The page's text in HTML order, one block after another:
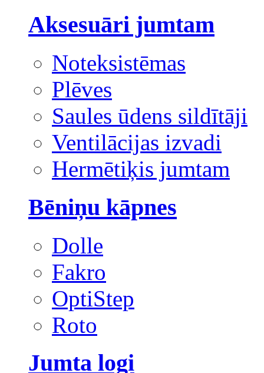
Aksesuāri jumtam
Noteksistēmas
Plēves
Saules ūdens sildītāji
Ventilācijas izvadi
Hermētiķis jumtam
Bēniņu kāpnes
Dolle
Fakro
OptiStep
Roto
Jumta logi